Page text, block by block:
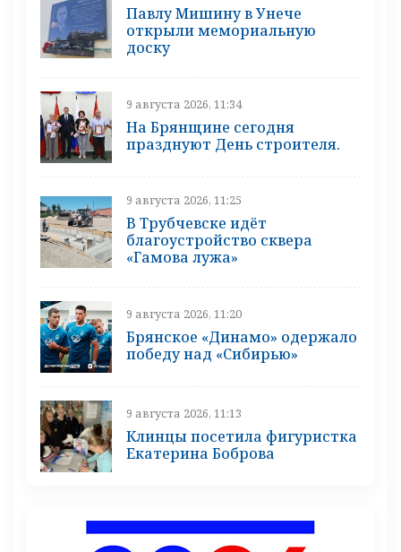
Павлу Мишину в Унече
открыли мемориальную
доску
9 августа 2026, 11:34
На Брянщине сегодня
празднуют День строителя.
9 августа 2026, 11:25
В Трубчевске идёт
благоустройство сквера
«Гамова лужа»
9 августа 2026, 11:20
Брянское «Динамо» одержало
победу над «Сибирью»
9 августа 2026, 11:13
Клинцы посетила фигуристка
Екатерина Боброва